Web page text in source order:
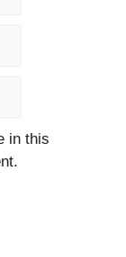
in this